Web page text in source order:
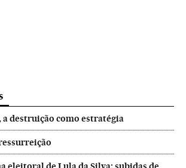
a destruição como estratégia